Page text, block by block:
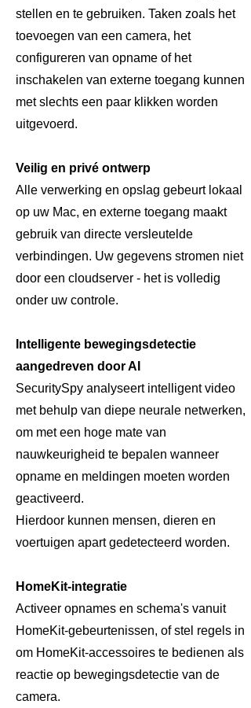
stellen en te gebruiken. Taken zoals het
toevoegen van een camera, het
configureren van opname of het
inschakelen van externe toegang kunnen
met slechts een paar klikken worden
uitgevoerd.
Veilig en privé ontwerp
Alle verwerking en opslag gebeurt lokaal
op uw Mac, en externe toegang maakt
gebruik van directe versleutelde
verbindingen. Uw gegevens stromen niet
door een cloudserver - het is volledig
onder uw controle.
Intelligente bewegingsdetectie
aangedreven door AI
SecuritySpy analyseert intelligent video
met behulp van diepe neurale netwerken,
om met een hoge mate van
nauwkeurigheid te bepalen wanneer
opname en meldingen moeten worden
geactiveerd.
Hierdoor kunnen mensen, dieren en
voertuigen apart gedetecteerd worden.
HomeKit-integratie
Activeer opnames en schema's vanuit
HomeKit-gebeurtenissen, of stel regels in
om HomeKit-accessoires te bedienen als
reactie op bewegingsdetectie van de
camera.